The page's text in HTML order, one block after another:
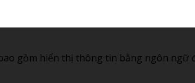
gồm hiển thị thông tin bằng ngôn ngữ